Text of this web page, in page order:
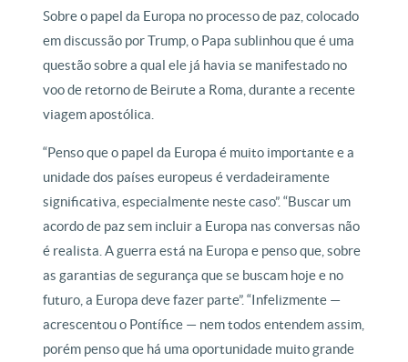
Sobre o papel da Europa no processo de paz, colocado
em discussão por Trump, o Papa sublinhou que é uma
questão sobre a qual ele já havia se manifestado no
voo de retorno de Beirute a Roma, durante a recente
viagem apostólica.
“Penso que o papel da Europa é muito importante e a
unidade dos países europeus é verdadeiramente
significativa, especialmente neste caso”. “Buscar um
acordo de paz sem incluir a Europa nas conversas não
é realista. A guerra está na Europa e penso que, sobre
as garantias de segurança que se buscam hoje e no
futuro, a Europa deve fazer parte”. “Infelizmente —
acrescentou o Pontífice — nem todos entendem assim,
porém penso que há uma oportunidade muito grande